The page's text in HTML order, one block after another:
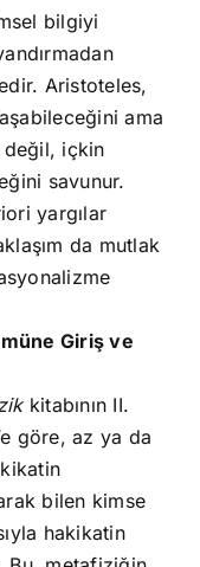
bilgiyi
Aristoteles,
ama
değil, içkin
savunur.
yargılar
da mutlak
Giriş ve
kitabının II.
göre, az ya da
bilen kimse
hakikatin